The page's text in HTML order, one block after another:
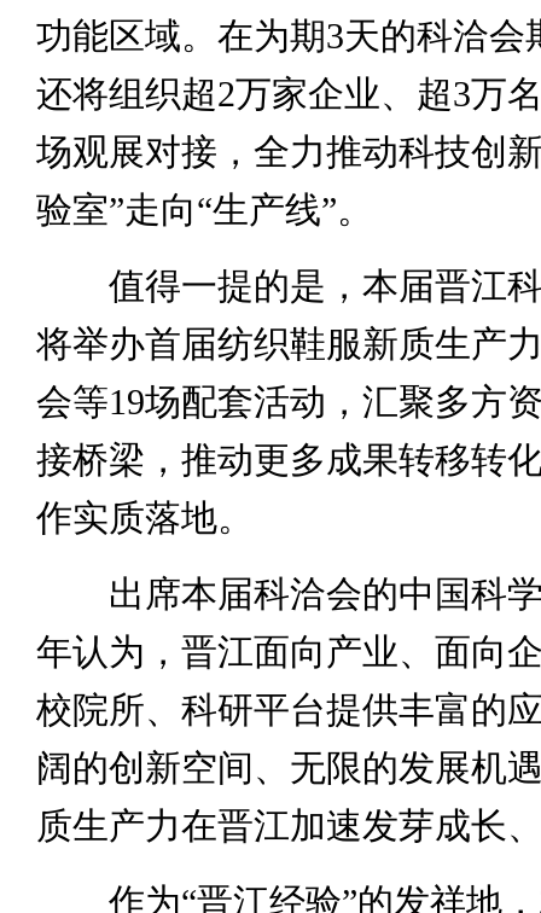
功能区域。在为期3天的科洽会
还将组织超2万家企业、超3万
场观展对接，全力推动科技创
验室”走向“生产线”。
值得一提的是，本届晋江科
将举办首届纺织鞋服新质生产
会等19场配套活动，汇聚多方
接桥梁，推动更多成果转移转
作实质落地。
出席本届科洽会的中国科学
年认为，晋江面向产业、面向
校院所、科研平台提供丰富的
阔的创新空间、无限的发展机
质生产力在晋江加速发芽成长
作为“晋江经验”的发祥地，